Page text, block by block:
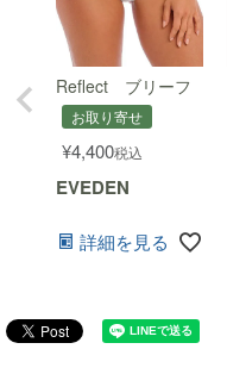
Reflect ブリーフ
お取り寄せ
¥4,400税込
EVEDEN
詳細を見る